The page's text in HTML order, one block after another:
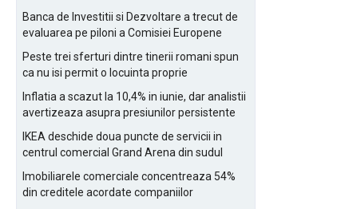
Banca de Investitii si Dezvoltare a trecut de
evaluarea pe piloni a Comisiei Europene
Peste trei sferturi dintre tinerii romani spun
ca nu isi permit o locuinta proprie
Inflatia a scazut la 10,4% in iunie, dar analistii
avertizeaza asupra presiunilor persistente
IKEA deschide doua puncte de servicii in
centrul comercial Grand Arena din sudul
Imobiliarele comerciale concentreaza 54%
din creditele acordate companiilor